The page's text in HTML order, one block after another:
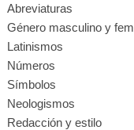
Abreviaturas
Género masculino y
Latinismos
Números
Símbolos
Neologismos
Redacción y estilo